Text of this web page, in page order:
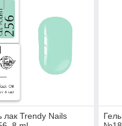
лак Trendy Nails